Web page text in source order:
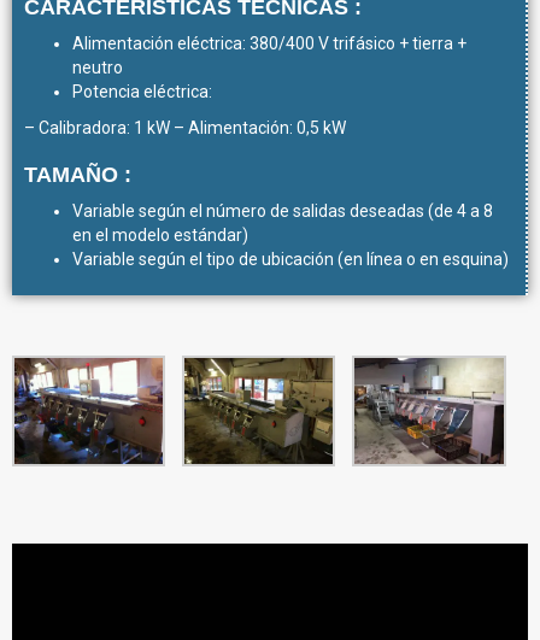
CARACTERÍSTICAS TÉCNICAS :
Alimentación eléctrica: 380/400 V trifásico + tierra +
neutro
Potencia eléctrica:
– Calibradora: 1 kW – Alimentación: 0,5 kW
TAMAÑO :
Variable según el número de salidas deseadas (de 4 a 8
en el modelo estándar)
Variable según el tipo de ubicación (en línea o en esquina)